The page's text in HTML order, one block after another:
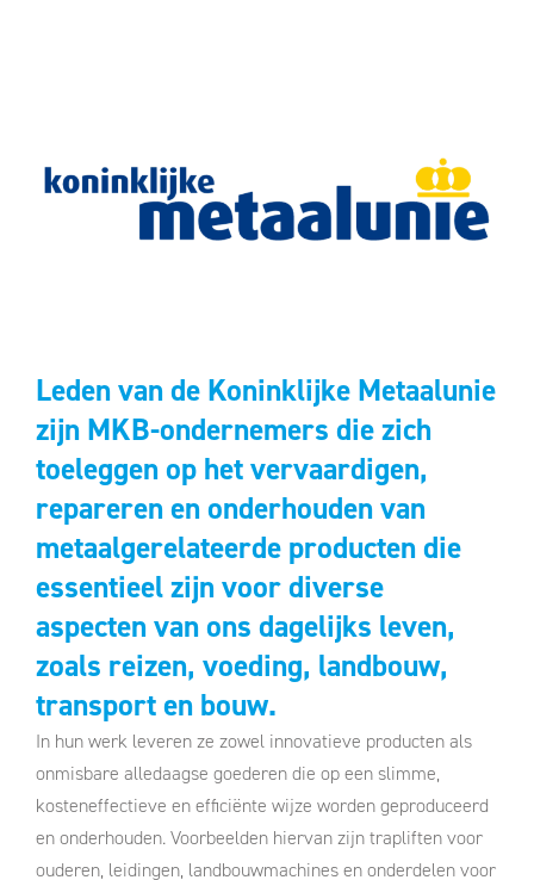
Leden van de Koninklijke Metaalunie
zijn MKB-ondernemers die zich
toeleggen op het vervaardigen,
repareren en onderhouden van
metaalgerelateerde producten die
essentieel zijn voor diverse
aspecten van ons dagelijks leven,
zoals reizen, voeding, landbouw,
transport en bouw.
In hun werk leveren ze zowel innovatieve producten als
onmisbare alledaagse goederen die op een slimme,
kosteneffectieve en efficiënte wijze worden geproduceerd
en onderhouden. Voorbeelden hiervan zijn trapliften voor
ouderen, leidingen, landbouwmachines en onderdelen voor